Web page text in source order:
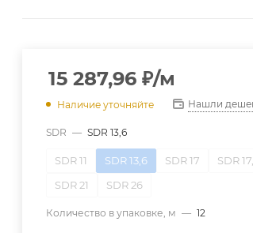
15 287,96 ₽/м
Наличие уточняйте Нашли
SDR — SDR 13,6
SDR 11 SDR 13,6 SDR 17
SDR
SDR 21
SDR 26
Количество в упаковке, м — 12